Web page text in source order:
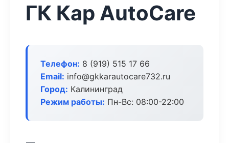
ГК Кар AutoCare
Телефон: 8 (919) 515 17 66
Email: info@gkkarautocare732.ru
Город: Калининград
Режим работы: Пн-Вс: 08:00-22:00